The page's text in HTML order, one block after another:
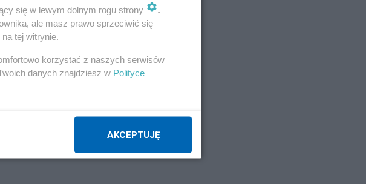
się w lewym dolnym rogu strony
.
ale masz prawo sprzeciwić się
tej witrynie.
korzystać z naszych serwisów
danych znajdziesz w Polityce
AKCEPTUJĘ